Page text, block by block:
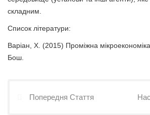
складним.
Список літератури:
Варіан, Х. (2015) Проміжна
Бош.
Попередня Стаття